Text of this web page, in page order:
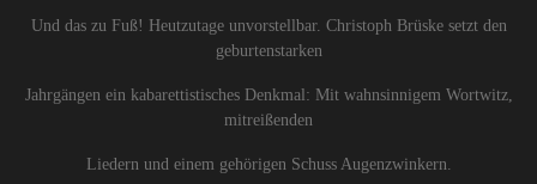
Und das zu Fuß! Heutzutage unvorstellbar. Christoph Brüske setzt den
geburtenstarken
Jahrgängen ein kabarettistisches Denkmal: Mit wahnsinnigem Wortwitz,
mitreißenden
Liedern und einem gehörigen Schuss Augenzwinkern.